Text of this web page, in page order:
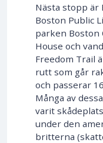
Nästa stopp är
Boston Public
parken Boston
House och
Freedom Trail
rutt som går
och passerar
Många av
varit
under den
britterna